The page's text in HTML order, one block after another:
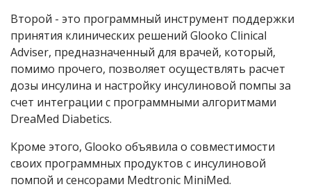
Второй - это программный инструмент поддержки
принятия клинических решений Glooko Clinical
Adviser, предназначенный для врачей, который,
помимо прочего, позволяет осуществлять расчет
дозы инсулина и настройку инсулиновой помпы за
счет интеграции с программными алгоритмами
DreaMed Diabetics.
Кроме этого, Glooko объявила о совместимости
своих программных продуктов с инсулиновой
помпой и сенсорами Medtronic MiniMed.